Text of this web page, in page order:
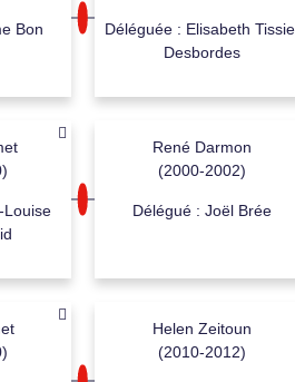
Bon
Déléguée : Elisabeth
Desbordes
Louise
René Darmon
(2000-2002)
Délégué : Joël Brée
Helen Zeitoun
(2010-2012)